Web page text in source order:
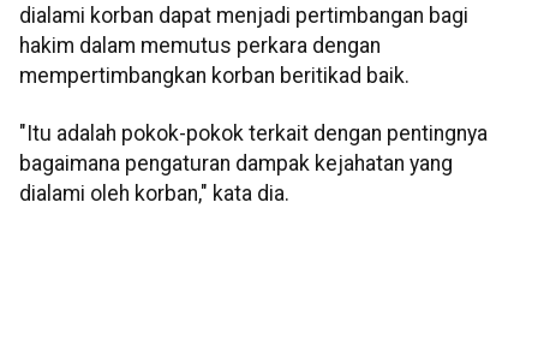
dialami korban dapat menjadi pertimbangan bagi
hakim dalam memutus perkara dengan
mempertimbangkan korban beritikad baik.
"Itu adalah pokok-pokok terkait dengan pentingnya
bagaimana pengaturan dampak kejahatan yang
dialami oleh korban," kata dia.